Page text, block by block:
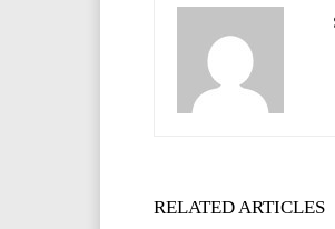
RELATED ARTICLES